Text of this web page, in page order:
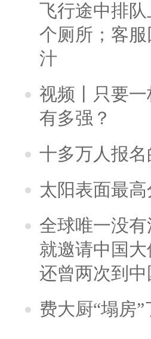
飞行途中排
个厕所；客
汁
视频丨只要
有多强？
十多万人报
太阳表面最
全球唯一没
就邀请中国
还曾两次到中
费大厨“塌房”